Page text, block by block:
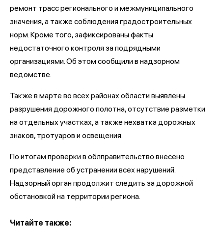
ремонт трасс регионального и межмуниципального
значения, а также соблюдения градостроительных
норм. Кроме того, зафиксированы факты
недостаточного контроля за подрядными
организациями. Об этом сообщили в надзорном
ведомстве.
Также в марте во всех районах области выявлены
разрушения дорожного полотна, отсутствие разметки
на отдельных участках, а также нехватка дорожных
знаков, тротуаров и освещения.
По итогам проверки в облправительство внесено
представление об устранении всех нарушений.
Надзорный орган продолжит следить за дорожной
обстановкой на территории региона.
Читайте также: